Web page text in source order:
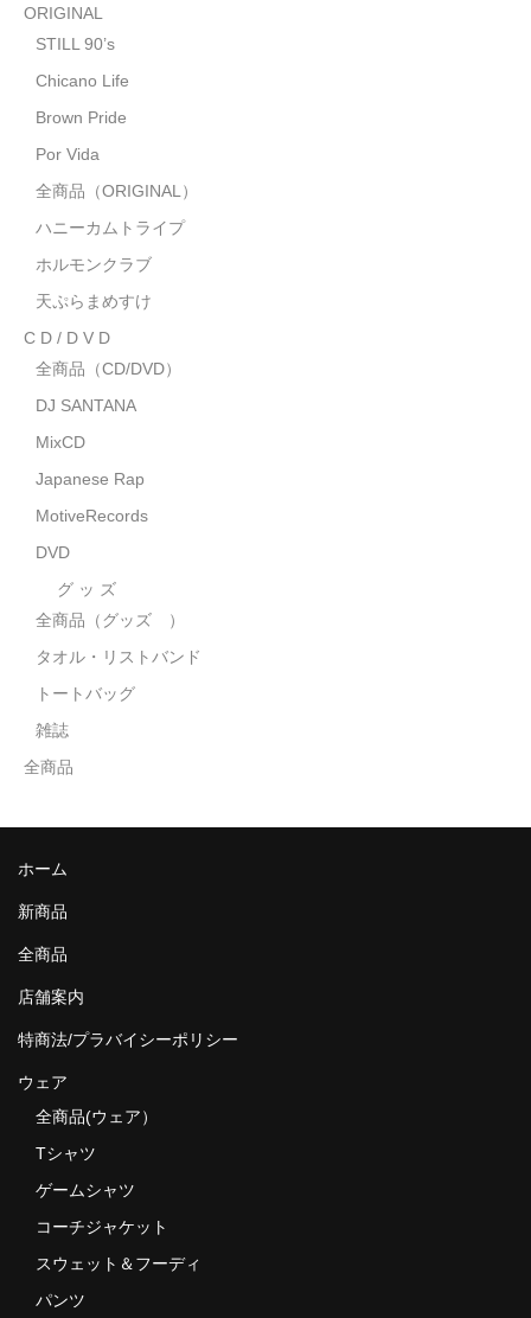
全商品（CD/DVD）
DJ SANTANA
Japanese Rap
MotiveRecords
グ ッ ズ
タオル・リストバンド
トートバッグ
全商品
ORIGINAL
STILL 90’s
Chicano Life
Brown Pride
Por Vida
全商品（ORIGINAL）
ハニーカムトライプ
ホルモンクラブ
天ぷらまめすけ
C D / D V D
全商品（CD/DVD）
DJ SANTANA
MixCD
Japanese Rap
MotiveRecords
DVD
グ ッ ズ
全商品（グッズ ）
タオル・リストバンド
トートバッグ
雑誌
全商品
ホーム
新商品
全商品
店舗案内
特商法/プラバイシーポリシー
ウェア
全商品(ウェア）
Tシャツ
ゲームシャツ
コーチジャケット
スウェット＆フーディ
パンツ